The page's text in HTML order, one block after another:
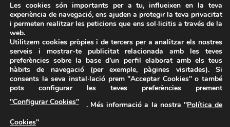
FAQs
Les cookies són importants per a tu, influeixen en la teva
experiència de navegació, ens ajuden a protegir la teva privacitat
i permeten realitzar les peticions que ens sol·licitis a través de la
web.
Utilitzem cookies pròpies i de tercers per a analitzar els nostres
serveis i mostrar-te publicitat relacionada amb les teves
preferències sobre la base d’un perfil elaborat amb els teus
hàbits de navegació (per exemple, pàgines visitades). Si
consents la seva instal·lació prem "Acceptar Cookies" o també
pots configurar les teves preferències prement
"Configurar Cookies"
. Més informació a la nostra "Política de
Cookies"